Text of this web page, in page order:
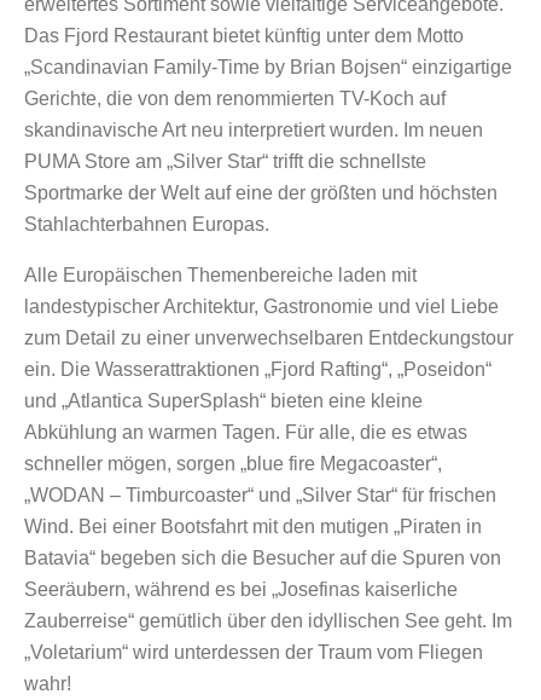
erweitertes Sortiment sowie vielfältige Serviceangebote.
Das Fjord Restaurant bietet künftig unter dem Motto
„Scandinavian Family-Time by Brian Bojsen“ einzigartige
Gerichte, die von dem renommierten TV-Koch auf
skandinavische Art neu interpretiert wurden. Im neuen
PUMA Store am „Silver Star“ trifft die schnellste
Sportmarke der Welt auf eine der größten und höchsten
Stahlachterbahnen Europas.
Alle Europäischen Themenbereiche laden mit
landestypischer Architektur, Gastronomie und viel Liebe
zum Detail zu einer unverwechselbaren Entdeckungstour
ein. Die Wasserattraktionen „Fjord Rafting“, „Poseidon“
und „Atlantica SuperSplash“ bieten eine kleine
Abkühlung an warmen Tagen. Für alle, die es etwas
schneller mögen, sorgen „blue fire Megacoaster“,
„WODAN – Timburcoaster“ und „Silver Star“ für frischen
Wind. Bei einer Bootsfahrt mit den mutigen „Piraten in
Batavia“ begeben sich die Besucher auf die Spuren von
Seeräubern, während es bei „Josefinas kaiserliche
Zauberreise“ gemütlich über den idyllischen See geht. Im
„Voletarium“ wird unterdessen der Traum vom Fliegen
wahr!